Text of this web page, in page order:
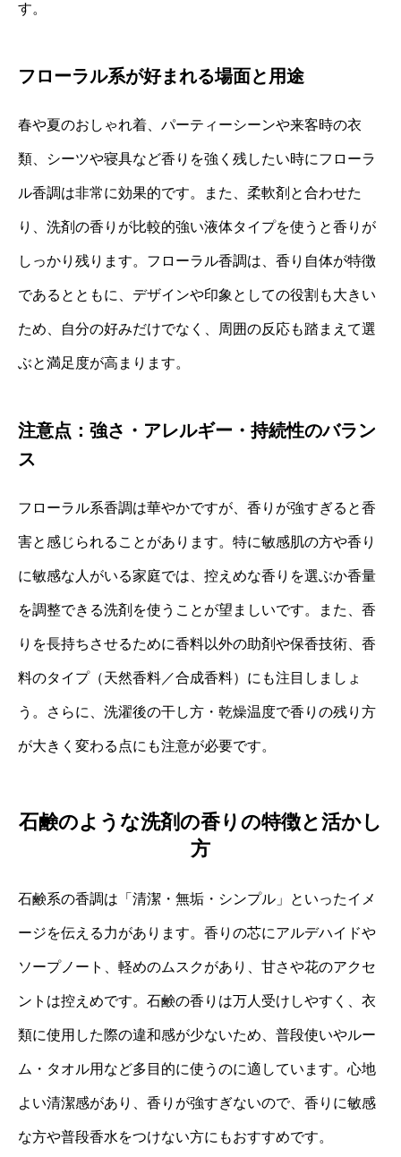
す。
フローラル系が好まれる場面と用途
春や夏のおしゃれ着、パーティーシーンや来客時の衣
類、シーツや寝具など香りを強く残したい時にフローラ
ル香調は非常に効果的です。また、柔軟剤と合わせた
り、洗剤の香りが比較的強い液体タイプを使うと香りが
しっかり残ります。フローラル香調は、香り自体が特徴
であるとともに、デザインや印象としての役割も大きい
ため、自分の好みだけでなく、周囲の反応も踏まえて選
ぶと満足度が高まります。
注意点：強さ・アレルギー・持続性のバラン
ス
フローラル系香調は華やかですが、香りが強すぎると香
害と感じられることがあります。特に敏感肌の方や香り
に敏感な人がいる家庭では、控えめな香りを選ぶか香量
を調整できる洗剤を使うことが望ましいです。また、香
りを長持ちさせるために香料以外の助剤や保香技術、香
料のタイプ（天然香料／合成香料）にも注目しましょ
う。さらに、洗濯後の干し方・乾燥温度で香りの残り方
が大きく変わる点にも注意が必要です。
石鹸のような洗剤の香りの特徴と活かし
方
石鹸系の香調は「清潔・無垢・シンプル」といったイメ
ージを伝える力があります。香りの芯にアルデハイドや
ソープノート、軽めのムスクがあり、甘さや花のアクセ
ントは控えめです。石鹸の香りは万人受けしやすく、衣
類に使用した際の違和感が少ないため、普段使いやルー
ム・タオル用など多目的に使うのに適しています。心地
よい清潔感があり、香りが強すぎないので、香りに敏感
な方や普段香水をつけない方にもおすすめです。